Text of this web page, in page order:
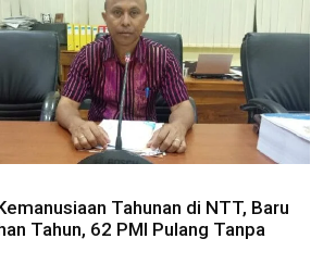
Tahunan di NTT, Baru
Tahun, 62 PMI Pulang Tanpa